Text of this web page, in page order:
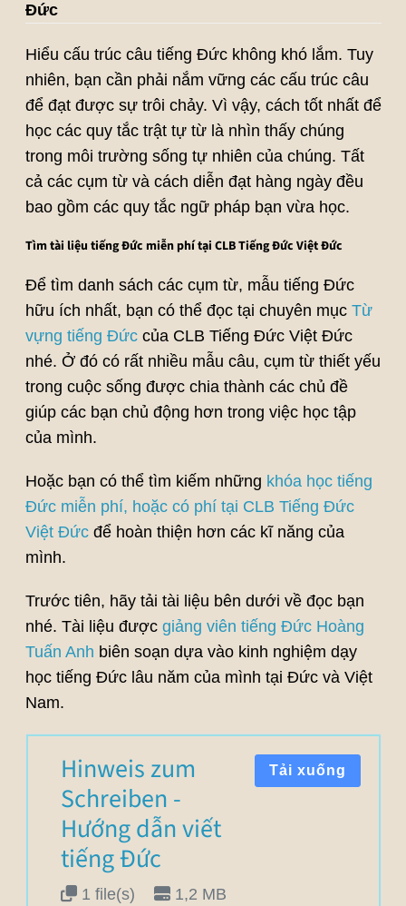
Đức
Hiểu cấu trúc câu tiếng Đức không khó lắm. Tuy
nhiên, bạn cần phải nắm vững các cấu trúc câu
để đạt được sự trôi chảy. Vì vậy, cách tốt nhất để
học các quy tắc trật tự từ là nhìn thấy chúng
trong môi trường sống tự nhiên của chúng. Tất
cả các cụm từ và cách diễn đạt hàng ngày đều
bao gồm các quy tắc ngữ pháp bạn vừa học.
Tìm tài liệu tiếng Đức miễn phí tại CLB Tiếng Đức Việt Đức
Để tìm danh sách các cụm từ, mẫu tiếng Đức
hữu ích nhất, bạn có thể đọc tại chuyên mục Từ
vựng tiếng Đứccủa CLB Tiếng Đức Việt Đức
nhé. Ở đó có rất nhiều mẫu câu, cụm từ thiết yếu
trong cuộc sống được chia thành các chủ đề
giúp các bạn chủ động hơn trong việc học tập
của mình.
Hoặc bạn có thể tìm kiếm những khóa học tiếng
Đức miễn phí, hoặc có phí tại CLB Tiếng Đức
Việt Đứcđể hoàn thiện hơn các kĩ năng của
mình.
Trước tiên, hãy tải tài liệu bên dưới về đọc bạn
nhé. Tài liệu được giảng viên tiếng Đức Hoàng
Tuấn Anh biên soạn dựa vào kinh nghiệm dạy
học tiếng Đức lâu năm của mình tại Đức và Việt
Nam.
Hinweis zum
Schreiben -
Hướng dẫn viết
tiếng Đức
1 file(s) 1,2 MB
Tải xuống